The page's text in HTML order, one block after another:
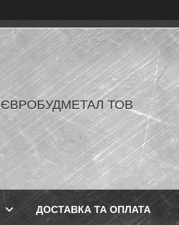
ЄВРОБУДМЕТАЛ ТОВ
ДОСТАВКА ТА ОПЛАТА